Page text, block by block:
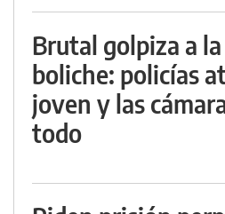
Brutal golpiza a
boliche: policías
joven y las
todo